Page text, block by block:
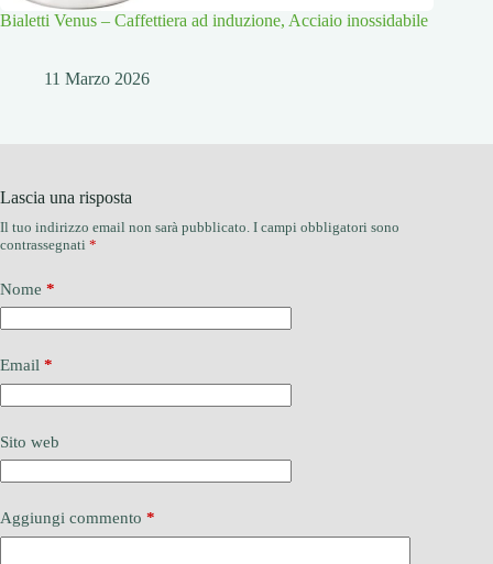
Bialetti Venus – Caffettiera ad induzione, Acciaio inossidabile
11 Marzo 2026
Lascia una risposta
Il tuo indirizzo email non sarà pubblicato. I campi obbligatori sono
contrassegnati *
Nome *
Email *
Sito web
Aggiungi commento *